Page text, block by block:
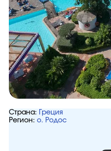
Страна:
Греция
Регион: о. Родос